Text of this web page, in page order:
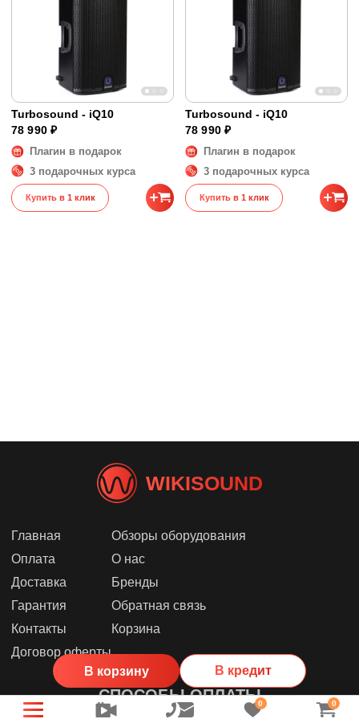
В корзину В кредит
Turbosound - iQ10
78 990 ₽
Плагин в подарок
3 подарочных курса
Купить в 1 клик
Turbosound - iQ10
78 990 ₽
Плагин в подарок
3 подарочных курса
Купить в 1 клик
WIKISOUND
Главная
Оплата
Доставка
Гарантия
Контакты
Договор оферты
Обзоры оборудования
О нас
Бренды
Обратная связь
Корзина
СПОСОБЫ ОПЛАТЫ0 0